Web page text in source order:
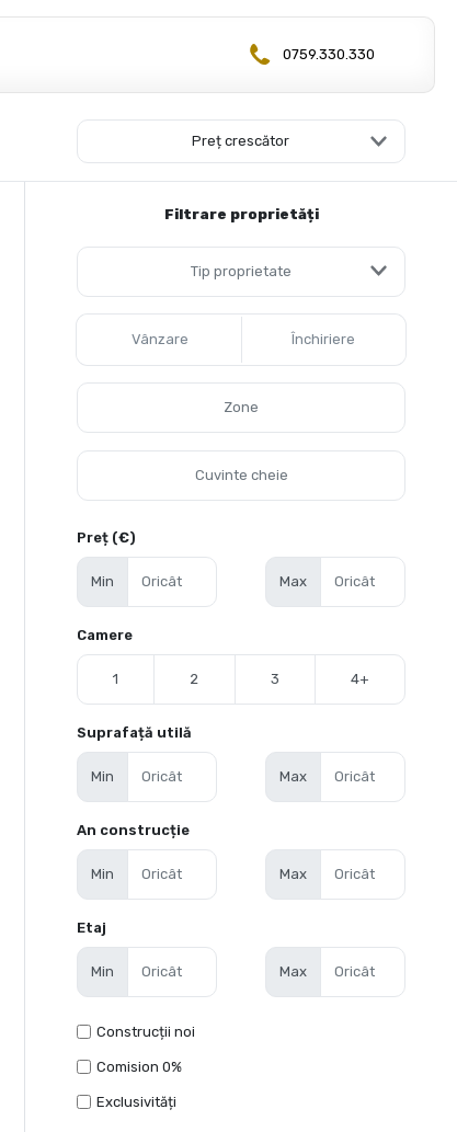
0759.330.330
Preț crescător
Filtrare proprietăți
Tip proprietate
Vânzare Închiriere
Preț (€)
Min Max
Camere
1 2 3 4+
Suprafață utilă
Min Max
An construcție
Min Max
Etaj
Min Max
Construcții noi
Comision 0%
Exclusivități